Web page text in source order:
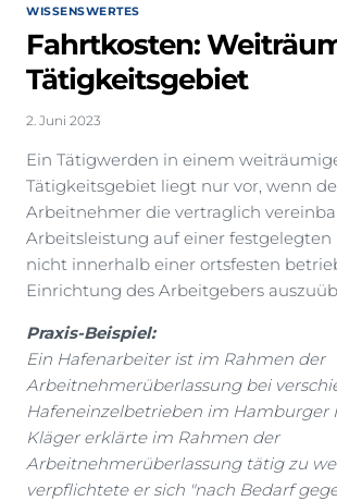
WISSENSWERTES
Fahrtkosten:
Tätigkeitsgebiet
2. Juni 2023
Ein Tätigwerden in einem
Tätigkeitsgebiet liegt nur vor, wenn
Arbeitnehmer die vertraglich
Arbeitsleistung auf einer festgelegten
nicht innerhalb einer ortsfesten
Einrichtung des Arbeitgebers
Praxis-Beispiel:
Ein Hafenarbeiter ist im Rahmen der
Arbeitnehmerüberlassung bei
Hafeneinzelbetrieben im Hamburger
Kläger erklärte im Rahmen der
Arbeitnehmerüberlassung tätig zu
verpflichtete er sich "nach Bedarf